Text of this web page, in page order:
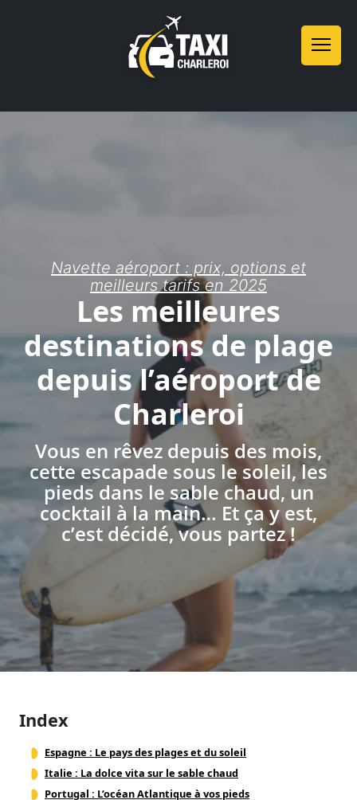
Navette aéroport : prix, options et
meilleurs tarifs en 2025
Les meilleures
destinations de plage
depuis l’aéroport de
Charleroi
Vous en rêvez depuis des mois,
cette escapade sous le soleil, les
pieds dans le sable chaud, un
cocktail à la main… Et ça y est,
c’est décidé, vous partez !
Index
Espagne : Le pays des plages et du soleil
Italie : La dolce vita sur le sable chaud
Portugal : L’océan Atlantique à vos pieds